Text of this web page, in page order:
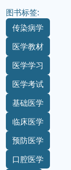
图书标签:
传染病学
医学教材
医学学习
医学考试
基础医学
临床医学
预防医学
口腔医学